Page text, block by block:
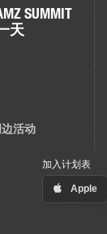
SUMMIT
天
边活动
加入计划表